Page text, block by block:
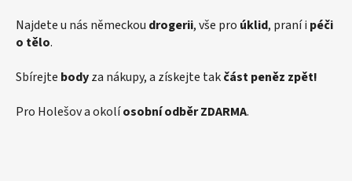
Najdete u nás německou drogerii, vše pro úklid, praní i péči
o tělo.
Sbírejte bodyza nákupy, a získejte takčást peněz zpět!
Pro Holešov a okolíosobní odběr ZDARMA.